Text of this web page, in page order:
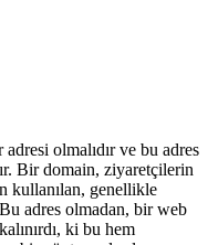
olmalıdır ve bu adres
Bir domain, ziyaretçilerin
kullanılan, genellikle
adres olmadan, bir web
ki bu hem